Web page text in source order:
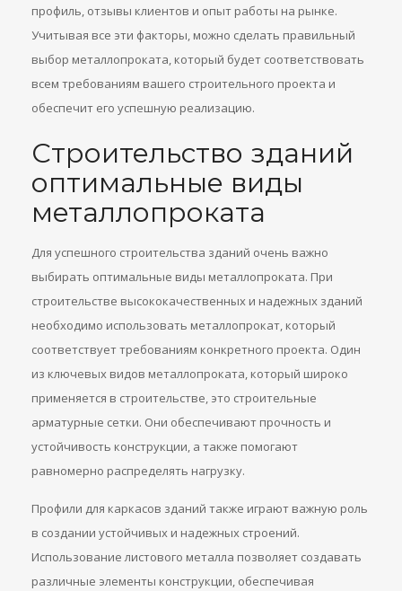
профиль, отзывы клиентов и опыт работы на рынке.
Учитывая все эти факторы, можно сделать правильный
выбор металлопроката, который будет соответствовать
всем требованиям вашего строительного проекта и
обеспечит его успешную реализацию.
Строительство зданий
оптимальные виды
металлопроката
Для успешного строительства зданий очень важно
выбирать оптимальные виды металлопроката. При
строительстве высококачественных и надежных зданий
необходимо использовать металлопрокат, который
соответствует требованиям конкретного проекта. Один
из ключевых видов металлопроката, который широко
применяется в строительстве, это строительные
арматурные сетки. Они обеспечивают прочность и
устойчивость конструкции, а также помогают
равномерно распределять нагрузку.
Профили для каркасов зданий также играют важную роль
в создании устойчивых и надежных строений.
Использование листового металла позволяет создавать
различные элементы конструкции, обеспечивая